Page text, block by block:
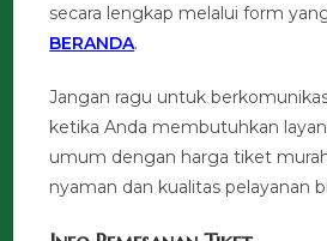
secara lengkap melalui form
BERANDA.
Jangan ragu untuk
ketika Anda membutuhkan
umum dengan harga tiket
nyaman dan kualitas pelayanan